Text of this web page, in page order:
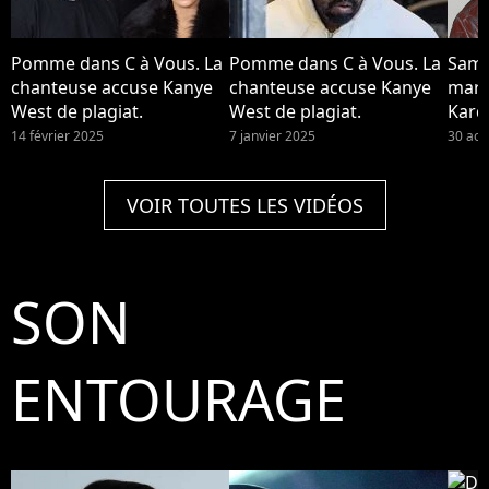
Pomme dans C à Vous. La
chanteuse accuse Kanye
West de plagiat.
14 février 2025
Pomme dans C à Vous. La
chanteuse accuse Kanye
West de plagiat.
7 janvier 2025 30
VOIR TOUTES LES VIDÉOS
SON
ENTOURAGE